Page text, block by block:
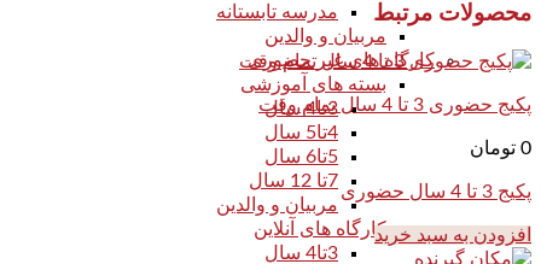
مدرسه تابستانه
مربیان و والدین
کارگاه های غیر حضوری
بسته های آموزشی
3تا4 سال
4تا5 سال
5تا6 سال
7تا 12 سال
مربیان و والدین
کارگاه های آنلاین
3تا4 سال
محصولات مرتبط
پکیج حضوری 3 تا 4 سال تمام وقت
0 تومان
پکیج 3 تا 4 سال حضوری
افزودن به سبد خرید